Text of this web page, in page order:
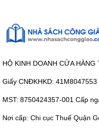
HỘ KINH DOANH CỬA
Giấy CNĐKHKD:
MST: 8750424357-001 Cấp
Nơi cấp: Chi cục Thuế Quận